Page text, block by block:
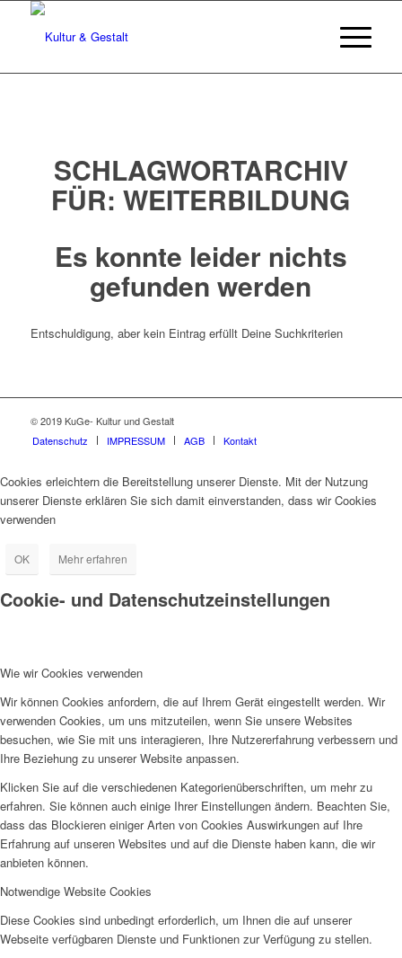
SCHLAGWORTARCHIV
FÜR:WEITERBILDUNG
Es konnte leider nichts
gefunden werden
Entschuldigung, aber kein Eintrag erfüllt Deine Suchkriterien
© 2019 KuGe- Kultur und Gestalt
Datenschutz
IMPRESSUM AGB Kontakt
Cookies erleichtern die Bereitstellung unserer Dienste. Mit der Nutzung
unserer Dienste erklären Sie sich damit einverstanden, dass wir Cookies
verwenden
OK Mehr erfahren
Cookie- und Datenschutzeinstellungen
Wie wir Cookies verwenden
Wir können Cookies anfordern, die auf Ihrem Gerät eingestellt werden. Wir
verwenden Cookies, um uns mitzuteilen, wenn Sie unsere Websites
besuchen, wie Sie mit uns interagieren, Ihre Nutzererfahrung verbessern und
Ihre Beziehung zu unserer Website anpassen.
Klicken Sie auf die verschiedenen Kategorienüberschriften, um mehr zu
erfahren. Sie können auch einige Ihrer Einstellungen ändern. Beachten Sie,
dass das Blockieren einiger Arten von Cookies Auswirkungen auf Ihre
Erfahrung auf unseren Websites und auf die Dienste haben kann, die wir
anbieten können.
Notwendige Website Cookies
Diese Cookies sind unbedingt erforderlich, um Ihnen die auf unserer
Webseite verfügbaren Dienste und Funktionen zur Verfügung zu stellen.